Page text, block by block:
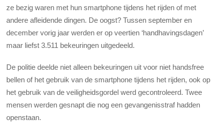
ze bezig waren met hun smartphone tijdens het rijden of met
andere afleidende dingen. De oogst? Tussen september en
december vorig jaar werden er op veertien ‘handhavingsdagen’
maar liefst 3.511 bekeuringen uitgedeeld.
De politie deelde niet alleen bekeuringen uit voor niet handsfree
bellen of het gebruik van de smartphone tijdens het rijden, ook op
het gebruik van de veiligheidsgordel werd gecontroleerd. Twee
mensen werden gesnapt die nog een gevangenisstraf hadden
openstaan.